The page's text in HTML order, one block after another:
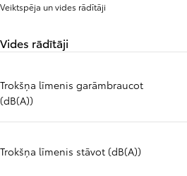
Veiktspēja un vides rādītāji
Vides rādītāji
Trokšņa līmenis garāmbraucot
(dB(A))
Trokšņa līmenis stāvot (dB(A))